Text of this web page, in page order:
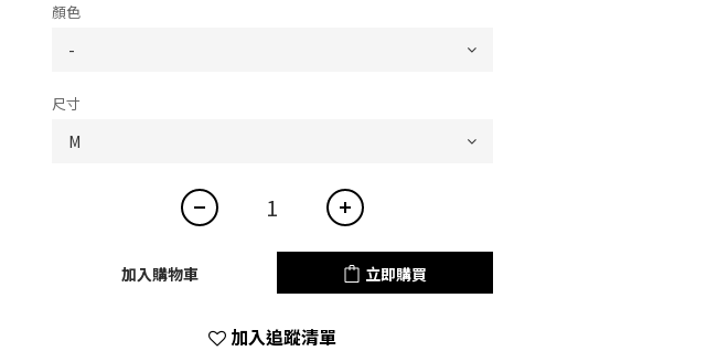
顏色
尺寸
加入購物車 立即購買
加入追蹤清單